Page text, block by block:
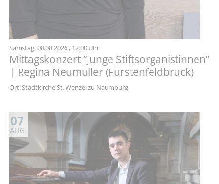
Samstag,08.08.2026 , 12:00 Uhr
Mittagskonzert “Junge Stiftsorganistinnen”
| Regina Neumüller (Fürstenfeldbruck)
Ort: Stadtkirche St. Wenzel zu Naumburg
07
AUG